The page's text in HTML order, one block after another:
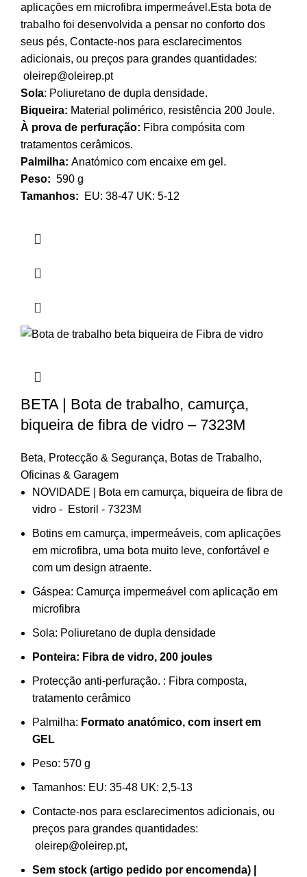
aplicações em microfibra impermeável.Esta bota de
trabalho foi desenvolvida a pensar no conforto dos
seus pés, Contacte-nos para esclarecimentos
adicionais, ou preços para grandes quantidades:
oleirep@oleirep.pt
Sola: Poliuretano de dupla densidade.
Biqueira: Material polimérico, resistência 200 Joule.
À prova de perfuração: Fibra compósita com
tratamentos cerâmicos.
Palmilha: Anatómico com encaixe em gel.
Peso: 590 g
Tamanhos:
EU: 38-47 UK: 5-12
BETA | Bota de trabalho, camurça,
biqueira de fibra de vidro – 7323M
Beta, Protecção & Segurança, Botas de Trabalho,
Oficinas & Garagem
NOVIDADE | Bota em camurça, biqueira de fibra de
vidro - Estoril - 7323M
Botins em camurça, impermeáveis, com aplicações
em microfibra, uma bota muito leve, confortável e
com um design atraente.
Gáspea: Camurça impermeável com aplicação em
microfibra
Sola: Poliuretano de dupla densidade
Ponteira: Fibra de vidro, 200 joules
Protecção anti-perfuração. : Fibra composta,
tratamento cerâmico
Palmilha: Formato anatómico, com insert em
GEL
Peso: 570 g
Tamanhos: EU: 35-48 UK: 2,5-13
Contacte-nos para esclarecimentos adicionais, ou
preços para grandes quantidades:
oleirep@oleirep.pt,
Sem stock (artigo pedido por encomenda) |